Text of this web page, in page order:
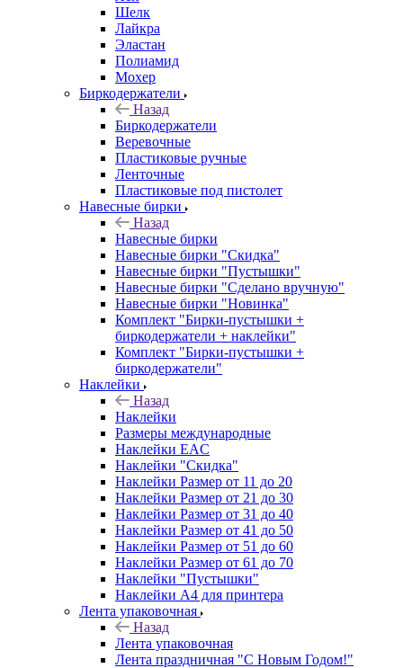
Шелк
Лайкра
Эластан
Полиамид
Мохер
Биркодержатели
Назад
Биркодержатели
Веревочные
Пластиковые ручные
Ленточные
Пластиковые под пистолет
Навесные бирки
Назад
Навесные бирки
Навесные бирки "Скидка"
Навесные бирки "Пустышки"
Навесные бирки "Сделано вручную"
Навесные бирки "Новинка"
Комплект "Бирки-пустышки +
биркодержатели + наклейки"
Комплект "Бирки-пустышки +
биркодержатели"
Наклейки
Назад
Наклейки
Размеры международные
Наклейки EAC
Наклейки "Скидка"
Наклейки Размер от 11 до 20
Наклейки Размер от 21 до 30
Наклейки Размер от 31 до 40
Наклейки Размер от 41 до 50
Наклейки Размер от 51 до 60
Наклейки Размер от 61 до 70
Наклейки "Пустышки"
Наклейки А4 для принтера
Лента упаковочная
Назад
Лента упаковочная
Лента праздничная "С Новым Годом!"